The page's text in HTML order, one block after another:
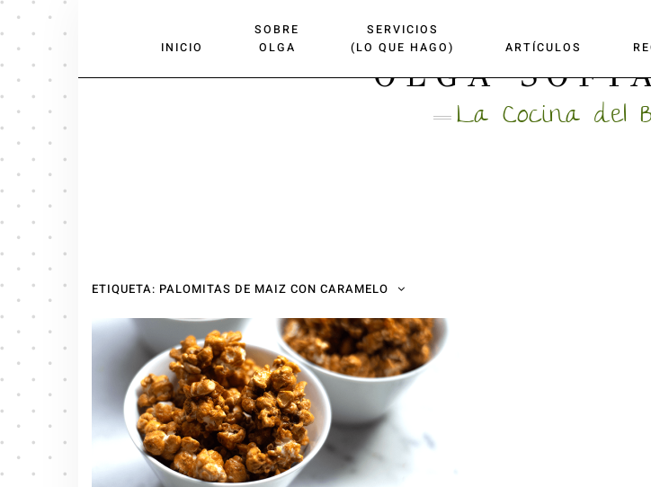
INSTAGRAM
MAIL
OLGA
La Cocina del
INICIO
SOBRE
OLGA
SERVICIOS
(LO QUE HAGO)
ARTÍCULOS
ETIQUETA: PALOMITAS DE MAIZ CON CARAMELO